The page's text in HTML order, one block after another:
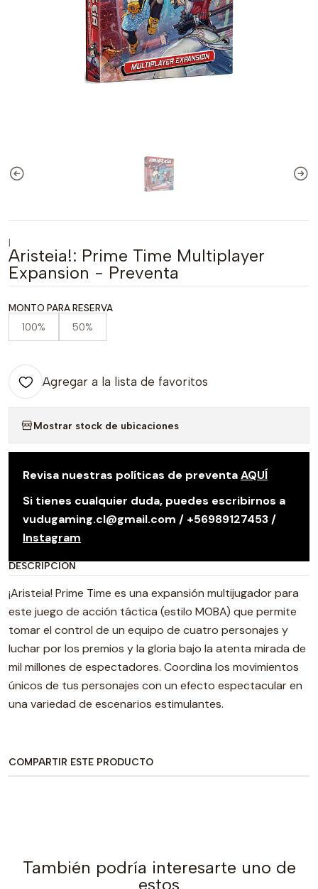
|
Aristeia!: Prime Time Multiplayer
Expansion - Preventa
MONTO PARA RESERVA
100% 50%
Agregar a la lista de favoritos
Mostrar stock de ubicaciones
Revisa nuestras políticas de preventaAQUÍ
Si tienes cualquier duda, puedes escribirnos a
vudugaming.cl@gmail.com / +56989127453 /
Instagram
DESCRIPCIÓN
¡Aristeia! Prime Time es una expansión multijugador para
este juego de acción táctica (estilo MOBA) que permite
tomar el control de un equipo de cuatro personajes y
luchar por los premios y la gloria bajo la atenta mirada de
mil millones de espectadores. Coordina los movimientos
únicos de tus personajes con un efecto espectacular en
una variedad de escenarios estimulantes.
COMPARTIR ESTE PRODUCTO
También podría interesarte uno de
estos